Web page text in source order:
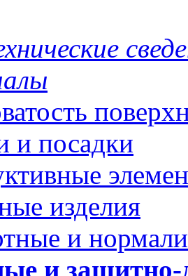
и посадки
изделия
и
и защитно-